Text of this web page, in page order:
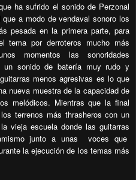
ha sufrido el sonido de Perzonal
que a modo de vendaval sonoro los
pesada en la primera parte, para
tema por derroteros mucho más
momentos las sonoridades
sonido de batería muy rudo y
menos agresivas es lo que
nueva muestra de la capacidad de
melódicos. Mientras que la final
terrenos más thrasheros con un
vieja escuela donde las guitarras
junto a unas voces que
la ejecución de los temas más